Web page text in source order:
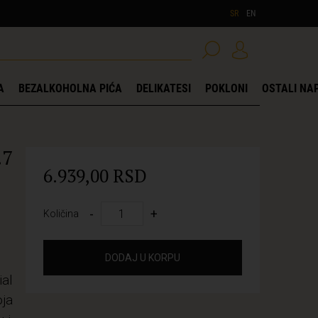
SR EN
BEZALKOHOLNA PIĆA DELIKATESI POKLONI OSTALI
6.939,00 RSD
Količina - +
DODAJ U KORPU